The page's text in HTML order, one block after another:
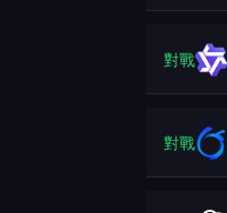
對戰
對戰